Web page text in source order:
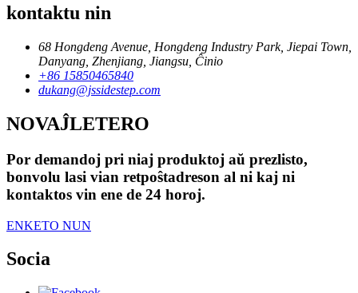
kontaktu nin
68 Hongdeng Avenue, Hongdeng Industry Park, Jiepai Town,
Danyang, Zhenjiang, Jiangsu, Ĉinio
+86 15850465840
dukang@jssidestep.com
NOVAĴLETERO
Por demandoj pri niaj produktoj aŭ prezlisto,
bonvolu lasi vian retpoŝtadreson al ni kaj ni
kontaktos vin ene de 24 horoj.
ENKETO NUN
Socia